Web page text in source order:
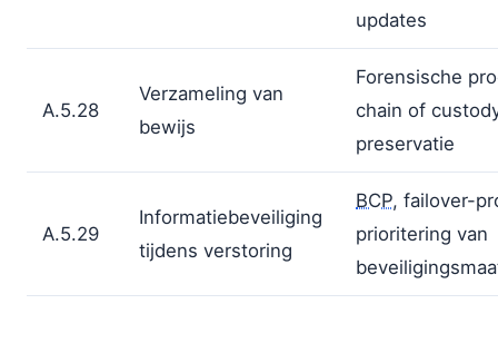
updates
A.5.28
Verzameling van
bewijs
Forensische
chain of
preservatie
A.5.29
Informatiebeveiliging
tijdens verstoring
BCP, failover-
prioritering van